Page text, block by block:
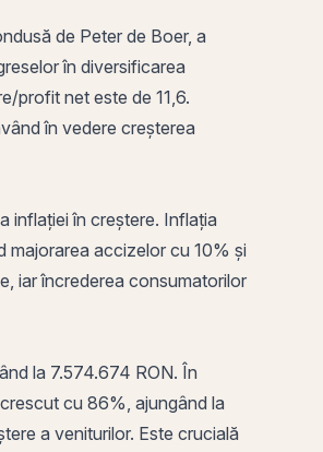
de Peter de Boer, a
în diversificarea
profit net este de 11,6.
în vedere creșterea
inflației în creștere. Inflația
majorarea accizelor cu 10% și
iar încrederea consumatorilor
la 7.574.674 RON. În
cu 86%, ajungând la
a veniturilor. Este crucială